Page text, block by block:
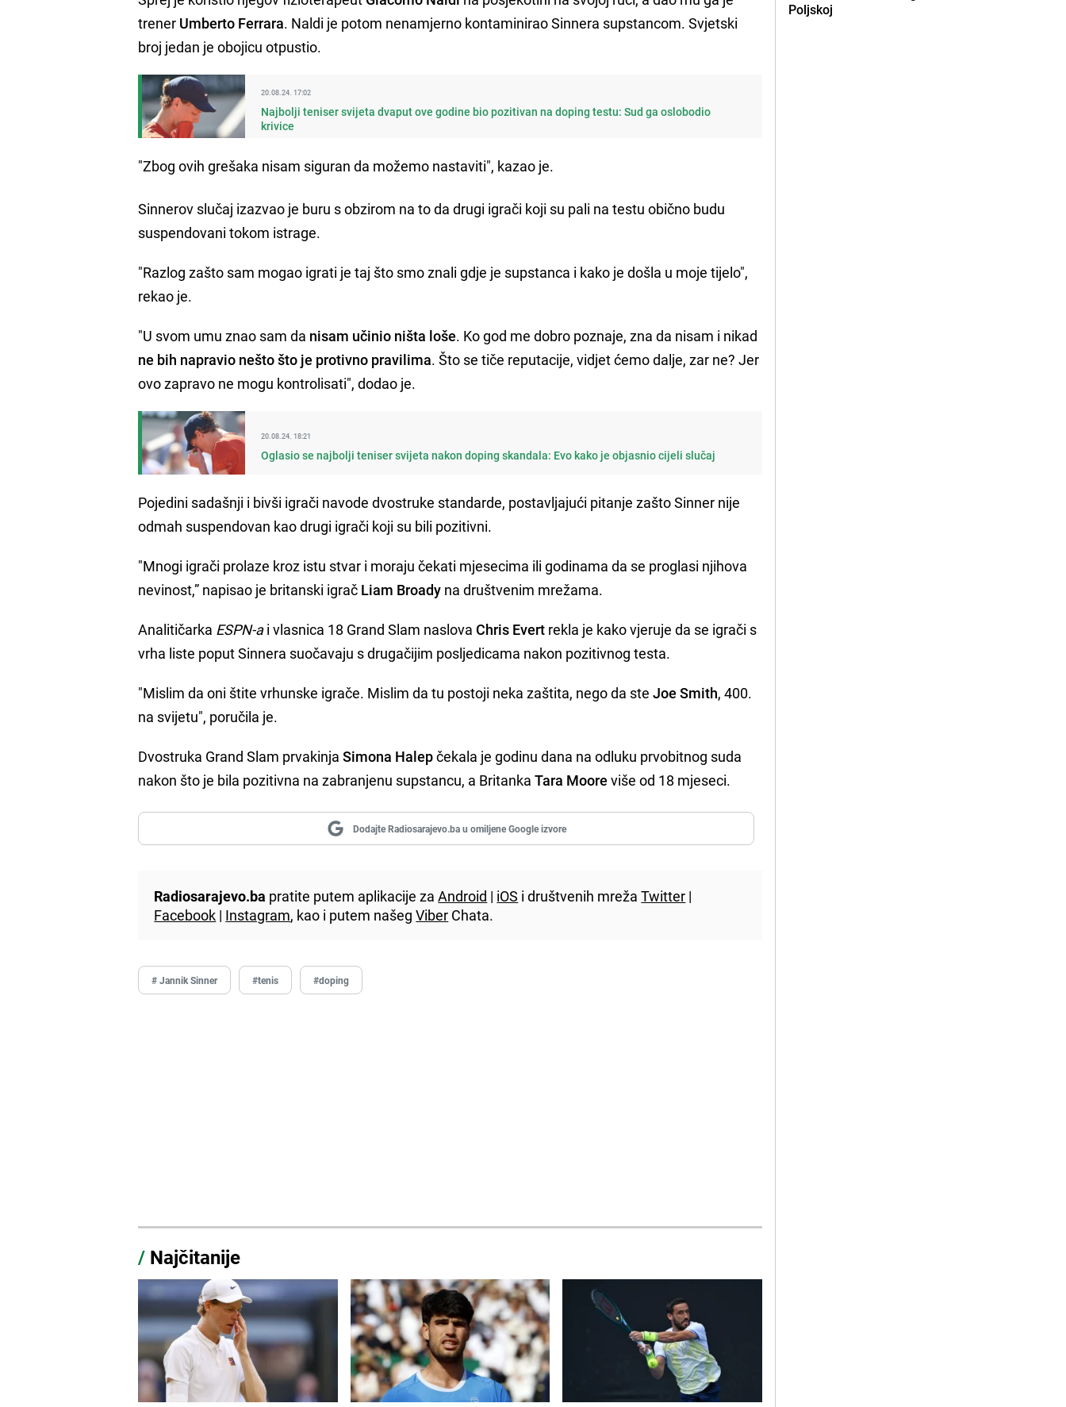
trener Umberto Ferrara. Naldi je potom nenamjerno kontaminirao Sinnera supstancom. Svjetski
broj jedan je obojicu otpustio.
20.08.24. 17:02
Najbolji teniser svijeta dvaput ove godine bio pozitivan na doping testu: Sud ga oslobodio
krivice
"Zbog ovih grešaka nisam siguran da možemo nastaviti", kazao je.
Sinnerov slučaj izazvao je buru s obzirom na to da drugi igrači koji su pali na testu obično budu
suspendovani tokom istrage.
"Razlog zašto sam mogao igrati je taj što smo znali gdje je supstanca i kako je došla u moje tijelo",
rekao je.
"U svom umu znao sam da nisam učinio ništa loše. Ko god me dobro poznaje, zna da nisam i nikad
ne bih napravio nešto što je protivno pravilima. Što se tiče reputacije, vidjet ćemo dalje, zar ne? Jer
ovo zapravo ne mogu kontrolisati", dodao je.
20.08.24. 18:21
Oglasio se najbolji teniser svijeta nakon doping skandala: Evo kako je objasnio cijeli slučaj
Pojedini sadašnji i bivši igrači navode dvostruke standarde, postavljajući pitanje zašto Sinner nije
odmah suspendovan kao drugi igrači koji su bili pozitivni.
"Mnogi igrači prolaze kroz istu stvar i moraju čekati mjesecima ili godinama da se proglasi njihova
nevinost,” napisao je britanski igrač Liam Broady na društvenim mrežama.
Analitičarka ESPN-ai vlasnica 18 Grand Slam naslovaChris Evert rekla je kako vjeruje da se igrači s
vrha liste poput Sinnera suočavaju s drugačijim posljedicama nakon pozitivnog testa.
"Mislim da oni štite vrhunske igrače. Mislim da tu postoji neka zaštita, nego da steJoe Smith, 400.
na svijetu", poručila je.
Dvostruka Grand Slam prvakinjaSimona Halepčekala je godinu dana na odluku prvobitnog suda
nakon što je bila pozitivna na zabranjenu supstancu, a BritankaTara Moore više od 18 mjeseci.
Dodajte Radiosarajevo.ba u omiljene Google izvore
Radiosarajevo.ba pratite putem aplikacije zaAndroid | iOS i društvenih mrežaTwitter |
Facebook | Instagram, kao i putem našegViber Chata.
# Jannik Sinner #tenis #doping
/ Najčitanije
Poljskoj